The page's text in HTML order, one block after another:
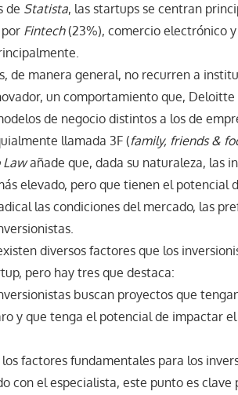
de Statista, las startups se centran
Fintech(23%), comercio electrónico
de manera general, no recurren a
un comportamiento que, Deloitte
de negocio distintos a los de
llamada 3F (family, friends &
Lawañade que, dada su naturaleza, las
elevado, pero que tienen el potencial
las condiciones del mercado, las
diversos factores que los
pero hay tres que destaca:
buscan proyectos que
y que tenga el potencial de impactar
factores fundamentales para los
con el especialista, este punto es